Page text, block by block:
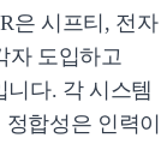
은 시프티, 전자
자 도입하고
니다. 각 시스템
합성은 인력이